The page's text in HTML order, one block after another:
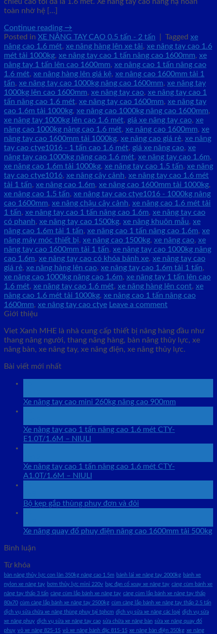
toàn nhờ hệ […]
Continue reading →
Posted in XE NÂNG TAY CAO 0.5 tấn - 2 tấn Tagged xe
nâng cao 1.6 mét, xe nâng hàng lên xe tải, xe nâng tay cao 1.6
mét tải 1000kg, xe nâng tay cao 1 tấn nâng cao 1600mm, xe
nâng tay 1 tấn lên cao 1600mm, xe nâng cao 1 tấn nâng cao
1.6 mét, xe nâng hàng lên giá kệ, xe nâng cao 1600mm tải 1
tấn, xe nâng tay cao 1000kg nâng cao 1600mm, xe nâng tay
1000kg lên cao 1600mm, xe nâng tay cao, xe nâng tay cao 1
tấn nâng cao 1.6 mét, xe nâng tay cao 1600mm, xe nâng tay
cao 1.6m tải 1000kg, xe nâng cao 1000kg nâng cao 1600mm,
xe nâng tay 1000kg lên cao 1.6 mét, giá xe nâng tay cao, xe
nâng cao 1000kg nâng cao 1.6 mét, xe nâng cao 1600mm, xe
nâng tay cao 1600mm tải 1000kg, xe nâng cao giá rẻ, xe nâng
tay cao ctye1016 - 1 tấn cao 1.6 mét, giá xe nâng cao, xe
nâng tay cao 1000kg nâng cao 1.6 mét, xe nâng tay cao 1.6m,
xe nâng cao 1.6m tải 1000kg, xe nâng tay cao 1.5 tấn, xe nâng
tay cao ctye1016, xe nâng cây cảnh, xe nâng tay cao 1.6 mét
tải 1 tấn, xe nâng cao 1.6m, xe nâng cao 1600mm tải 1000kg,
xe nâng cao 1.5 tấn, xe nâng tay cao ctye1016 - 1000kg nâng
cao 1600mm, xe nâng chậu cây cảnh, xe nâng cao 1.6 mét tải
1 tấn, xe nâng tay cao 1 tấn nâng cao 1.6m, xe nâng tay cao
có phanh, xe nâng tay cao 1500kg, xe nâng khuôn mẫu, xe
nâng cao 1.6m tải 1 tấn, xe nâng cao 1 tấn nâng cao 1.6m, xe
nâng máy móc thiết bị, xe nâng cao 1500kg, xe nâng cao, xe
nâng tay cao 1600mm tải 1 tấn, xe nâng tay cao 1000kg nâng
cao 1.6m, xe nâng tay cao có khóa bánh xe, xe nâng tay cao
giá rẻ, xe nâng hàng lên cao, xe nâng tay cao 1.6m tải 1 tấn,
xe nâng cao 1000kg nâng cao 1.6m, xe nâng tay 1 tấn lên cao
1.6 mét, xe nâng tay cao 1.6 mét, xe nâng hàng lên cont, xe
nâng cao 1.6 mét tải 1000kg, xe nâng cao 1 tấn nâng cao
1600mm, xe nâng tay cao ctye Leave a comment
Giới thiệu
Viet Xanh MHE là nhà cung cấp thiết bị nâng hàng đầu như
thang nâng người, thang nâng hàng, bàn nâng thủy lực, xe
nâng bàn, xe nâng tay, xe nâng điện, xe nâng thủy lực.
Bài viết mới nhất
Xe nâng tay cao mini 260kg nâng cao 900mm
Xe nâng tay cao 1 tấn nâng cao 1.6 mét CTY-
E1.0T/1.6M – NIULI
Xe nâng tay cao 1 tấn nâng cao 1.6 mét CTY-
A1.0T/1.6M – NIULI
Bộ kẹp gắp thùng phuy đơn và đôi
Xe nâng quay đổ phuy điện nâng cao 1600mm tải 500kg
Bình luận
Từ khóa
bàn nâng thủy lực con lăn 350kg nâng cao 1.5m bánh lái xe nâng tay 2000kg bánh xe
nylon xe nâng tay bơm thủy lực mini 220v bạc đạn cổ xoay xe nâng tay càng cùm bánh xe
nâng tay thấp 3 tấn càng cùm lắp bánh xe nâng tay càng cùm lắp bánh xe nâng tay thấp
80x70 cùm càng lắp bánh xe nâng tay 2500kg cùm càng lắp bánh xe nâng tay thấp 2.5 tấn
dịch vụ sửa chữa xe nâng thùng phuy tại tphcm dịch vụ sửa xe nâng các loại dịch vụ sửa
xe nâng phuy dịch vụ sửa xe nâng tay cao sửa chữa xe nâng bàn sửa xe nâng quay đổ
phuy vỏ xe nâng 825-15 vỏ xe nâng bánh đặc 815-15 xe nâng bàn điện 350kg xe nâng